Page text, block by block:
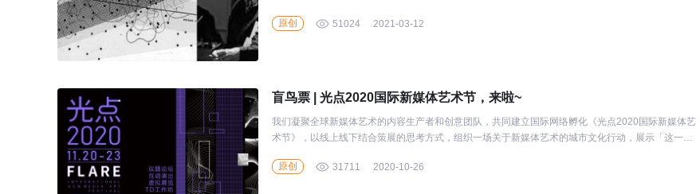
原创 51024 2021-03-12
盲鸟票 | 光点2020国际新媒体艺术节，来啦~
我们凝聚全球新媒体艺术的内容生产者和创意团队，共同建立国际网络孵化《光点2020国际新媒体艺
术节》，以线上线下结合策展的思考方式，组织一场关于新媒体艺术的城市文化行动，展示「这一群
原创
31711 2020-10-26